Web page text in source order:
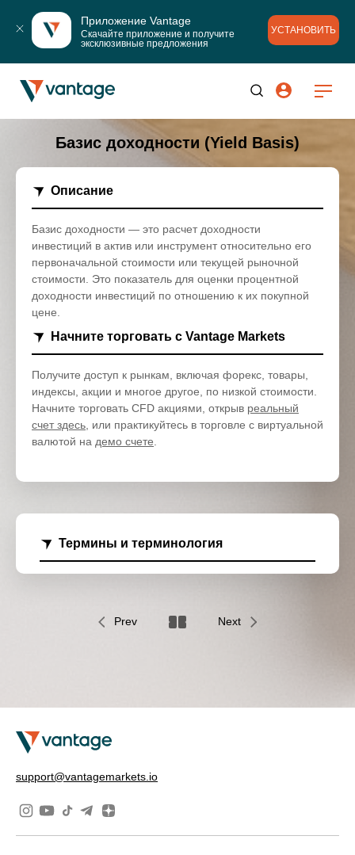
Приложение Vantage
Скачайте приложение и получите
эксклюзивные предложения
УСТАНОВИТЬ
Базис доходности (Yield Basis)
Описание
Базис доходности — это расчет доходности
инвестиций в актив или инструмент относительно его
первоначальной стоимости или текущей рыночной
стоимости. Это показатель для оценки процентной
доходности инвестиций по отношению к их покупной
цене.
Начните торговать с Vantage Markets
Получите доступ к рынкам, включая форекс, товары,
индексы, акции и многое другое, по низкой стоимости.
Начните торговать CFD акциями, открыв реальный
счет здесь , или практикуйтесь в торговле с виртуальной
валютой на демо счете
Термины и терминология
Prev Next
support@vantagemarkets.io